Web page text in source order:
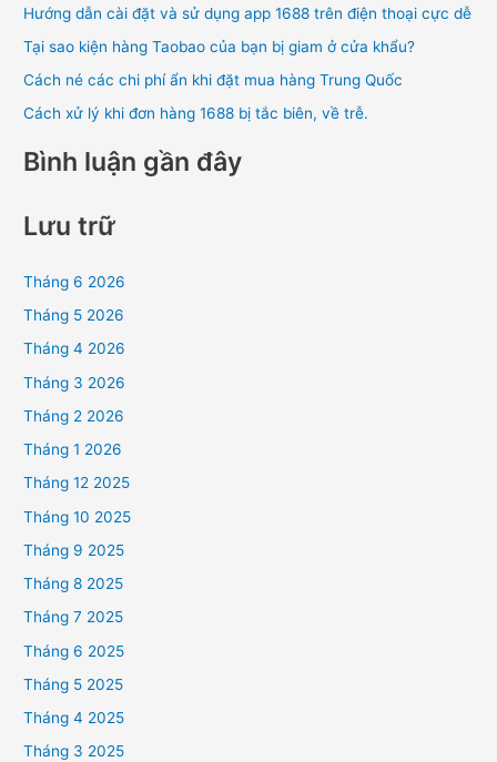
m
:
Hướng dẫn cài đặt và sử dụng app 1688 trên điện thoại cực dễ
Tại sao kiện hàng Taobao của bạn bị giam ở cửa khẩu?
Cách né các chi phí ẩn khi đặt mua hàng Trung Quốc
Cách xử lý khi đơn hàng 1688 bị tắc biên, về trễ.
Bình luận gần đây
Lưu trữ
Tháng 6 2026
Tháng 5 2026
Tháng 4 2026
Tháng 3 2026
Tháng 2 2026
Tháng 1 2026
Tháng 12 2025
Tháng 10 2025
Tháng 9 2025
Tháng 8 2025
Tháng 7 2025
Tháng 6 2025
Tháng 5 2025
Tháng 4 2025
Tháng 3 2025